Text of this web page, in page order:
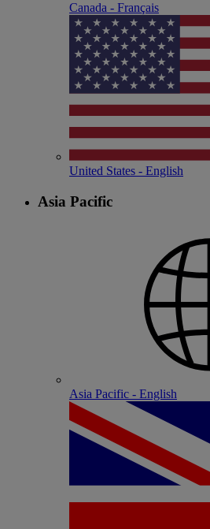
Canada - Français
United States - English
Asia Pacific
Asia Pacific - English